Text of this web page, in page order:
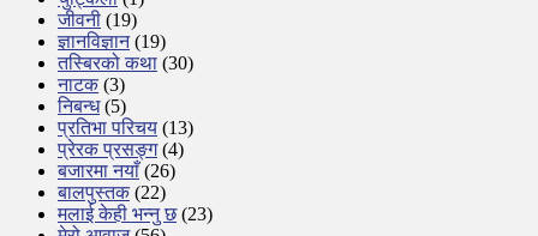
जीवनी (19)
ज्ञानविज्ञान(19)
तस्बिरको कथा (30)
नाटक(3)
निबन्ध(5)
प्रतिभा परिचय (13)
प्रेरक प्रसङ्ग(4)
बजारमा नयाँ(26)
बालपुस्तक(22)
मलाई केही भन्नु छ(23)